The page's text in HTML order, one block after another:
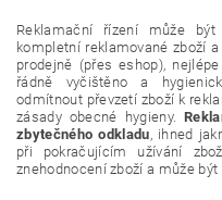
Reklamační řízení může být
kompletní reklamované zboží
prodejně (přes eshop),
řádně vyčištěno a
odmítnout převzetí zboží k
zásady obecné hygieny.
zbytečného odkladu, ihned
při pokračujícím užívání
znehodnocení zboží a může